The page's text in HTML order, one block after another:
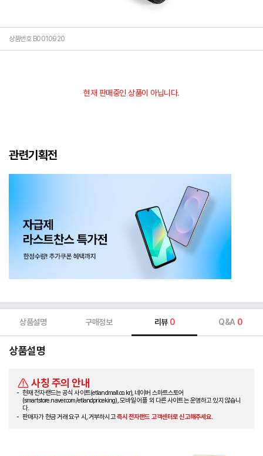
상품번호 B0010920
현재 판매중인 상품이 아닙니다.
관련기획전
상품설명 구매정보 리뷰 0 Q&A 0
상품설명
사칭 주의 안내
현재 전자랜드는 공식 사이트(etlandmall.co.kr), 네이버 스마트스토어
(smartstore.naver.com/etlandpriceking), 모바일 어플 외 다른 사이트는 운영하고 있지 않습니
다.
판매자가 현금 거래 요구 시, 거부하시고즉시 전자랜드 고객센터로 신고해주세요.